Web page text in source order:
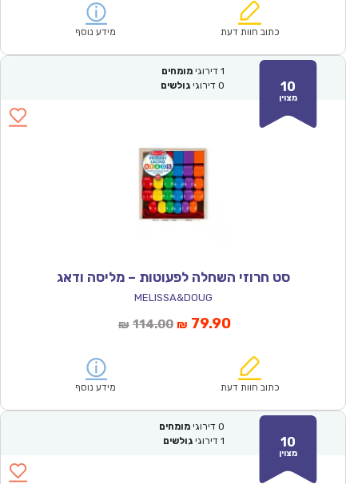
₪228.00.
הוא:
כתוב חוות דעת מידע נוסף
10
מצוין
1 דירוגי מומחים
0 דירוגי גולשים
סט חרוזי השחלה לפעוטות – מליסה ודאג
MELISSA&DOUG
₪ 114.00המחיר
₪114.00.
₪ 79.90המחיר
הוא:
כתוב חוות דעת מידע נוסף
10
מצוין
0 דירוגי מומחים
1 דירוגי גולשים